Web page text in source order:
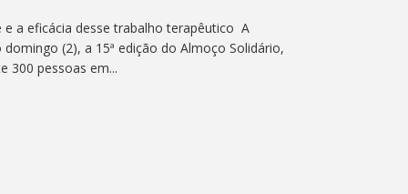
a eficácia desse trabalho terapêutico A
(2), a 15ª edição do Almoço Solidário,
300 pessoas em...